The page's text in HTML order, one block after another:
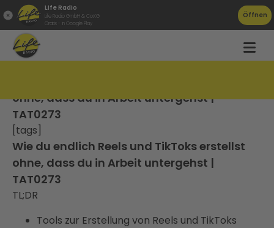
Life Radio
Life Radio GmbH & Co.KG
Gratis - in Google Play
Öffnen
ohne, dass du in Arbeit untergehst |
TAT0273
[tags]
Wie du endlich Reels und TikToks erstellst
ohne, dass du in Arbeit untergehst |
TAT0273
TL;DR
Tools zur Erstellung von Reels und TikToks